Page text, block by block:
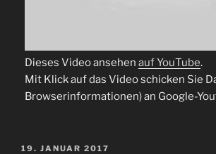
Dieses Video ansehen auf YouTube.
Mit Klick auf das Video schicken Sie
Browserinformationen) an Google-
VERÖFFENTLICHT
19. JANUAR 2017